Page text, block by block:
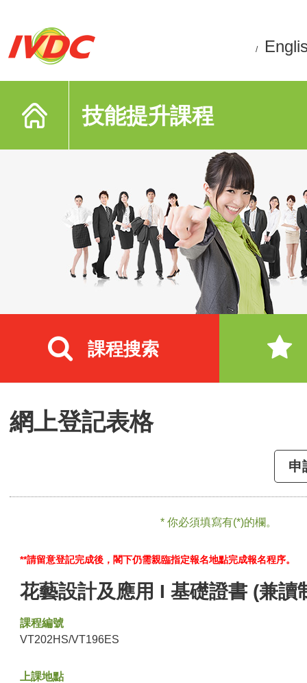
/
技能提升課程
課程搜索
網上登記表格
申
* 你必須填寫有(*)的欄。
**請留意登記完成後，閣下仍需親臨指定報名地點完成報名程序。
花藝設計及應用 I 基礎證書 (兼讀
課程編號
VT202HS/VT196ES
上課地點